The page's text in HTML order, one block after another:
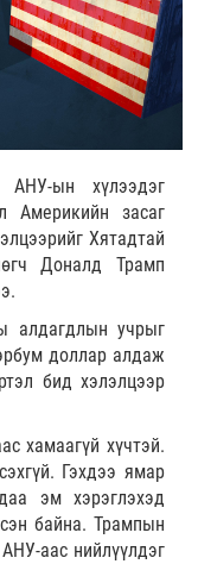
ын хүлээдэг
Америкийн засаг
Хятадтай
Доналд Трамп
алдагдлын учрыг
доллар алдаж
бид хэлэлцээр
хамаагүй хүчтэй.
Гэхдээ ямар
эм хэрэглэхэд
байна. Трампын
аас нийлүүлдэг